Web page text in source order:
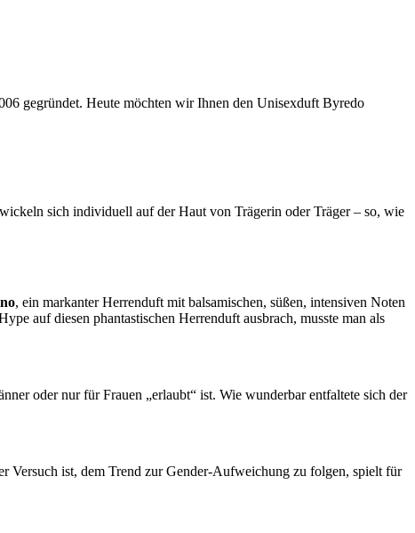
gegründet. Heute möchten wir Ihnen den Unisexduft Byredo
sich individuell auf der Haut von Trägerin oder Träger – so, wie
, ein markanter Herrenduft mit balsamischen, süßen, intensiven Noten
auf diesen phantastischen Herrenduft ausbrach, musste man als
oder nur für Frauen „erlaubt“ ist. Wie wunderbar entfaltete sich der
Versuch ist, dem Trend zur Gender-Aufweichung zu folgen, spielt für